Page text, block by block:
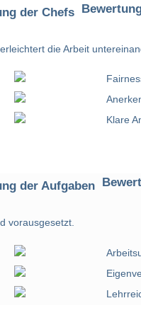
die Arbeit
Klare
vorausgesetzt.